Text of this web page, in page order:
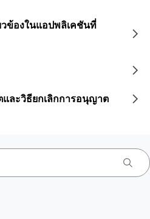
ข้องในแอปพลิเคชันที่
ละวิธียกเลิกการอนุญาต